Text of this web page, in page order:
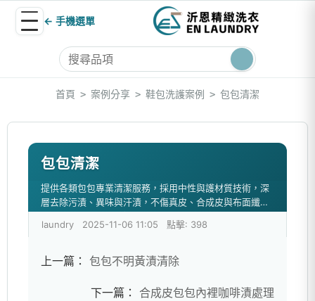
← 手機選單
首頁 > 案例分享 > 鞋包洗護案例 > 包包清潔
包包清潔
提供各類包包專業清潔服務，採用中性與護材質技術，深
層去除污漬、異味與汗漬，不傷真皮、合成皮與布面纖
整度。
laundry 2025-11-06 11:05 點擊: 398
上一篇： 包包不明黃漬清除
下一篇： 合成皮包包內裡咖啡漬處理